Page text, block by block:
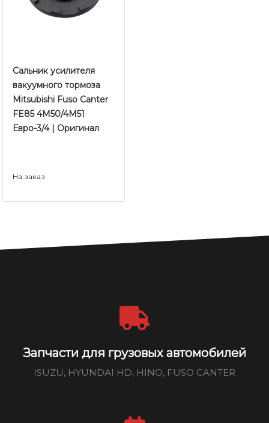
Сальник усилителя
вакуумного тормоза
Mitsubishi Fuso Canter
FE85 4M50/4M51
Евро-3/4 | Оригинал
На заказ
Запчасти для грузовых автомобилей
ISUZU, HYUNDAI HD, HINO, FUSO CANTER